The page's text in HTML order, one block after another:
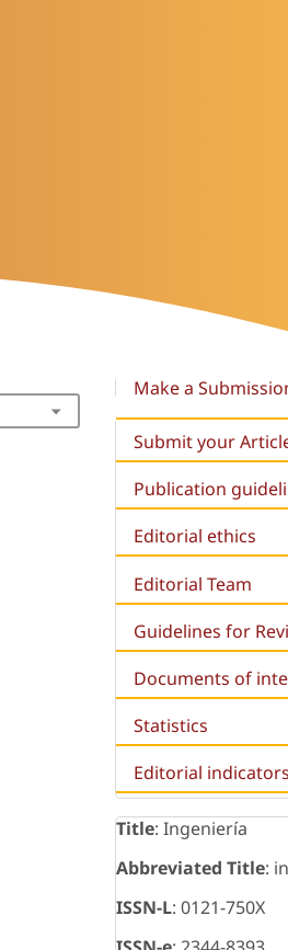
Make a
Submit your
Publication
Editorial ethics
Editorial Team
Guidelines for
Documents of
Statistics
Editorial
Title: Ingeniería
Abbreviated Title:
ISSN-L: 0121-750X